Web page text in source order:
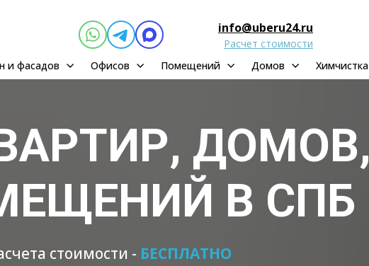
info@uberu24.ru
Расчет стоимости
и фасадов Офисов Помещений Домов Химчистка
ДОМОВ,
В СПБ
стоимости - БЕСПЛАТНО